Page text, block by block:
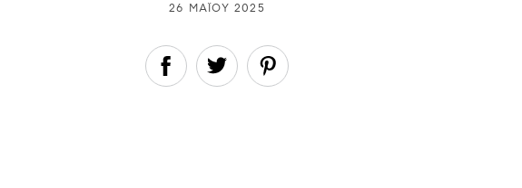
26 ΜΑΪ́ΟΥ 2025